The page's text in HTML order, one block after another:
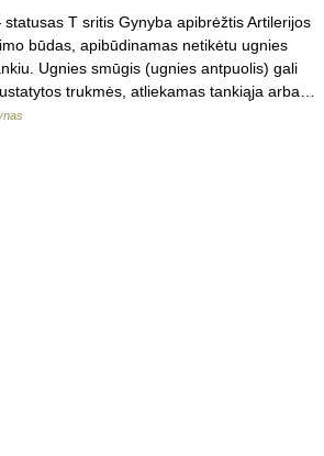
T sritis Gynyba apibrėžtis Artilerijos
būdas, apibūdinamas netikėtu ugnies
Ugnies smūgis (ugnies antpuolis) gali
trukmės, atliekamas tankiąja arba…